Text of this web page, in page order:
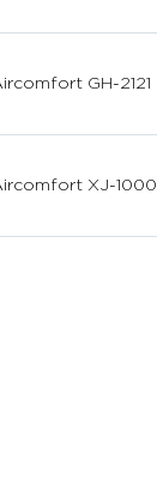
GH-2121
XJ-1000